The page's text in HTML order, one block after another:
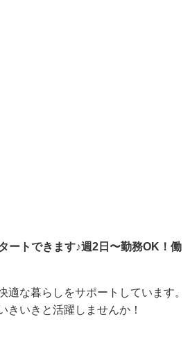
タートできます♪週2日〜勤務OK！働